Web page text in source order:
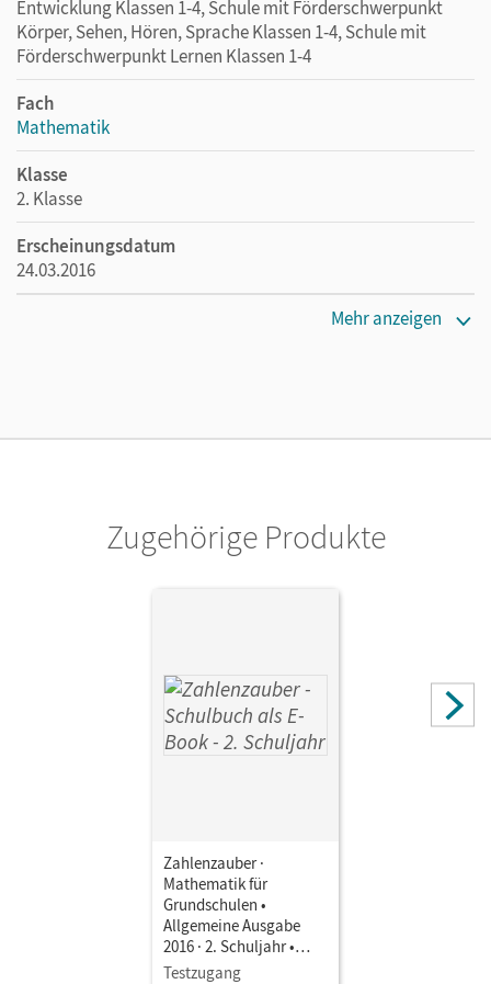
Entwicklung Klassen 1-4, Schule mit Förderschwerpunkt
Körper, Sehen, Hören, Sprache Klassen 1-4, Schule mit
Förderschwerpunkt Lernen Klassen 1-4
Fach
Mathematik
Klasse
2. Klasse
Erscheinungsdatum
24.03.2016
Beatrix; Bezold, Angela; Hölz, Carina; Plankl, Elisabeth;
Schweden, Karl-Wilhelm
Mehr anzeigen
Zugehörige Produkte
Zahlenzauber ·
Mathematik für
Grundschulen •
Allgemeine Ausgabe
2016 · 2. Schuljahr •
Schulbuch als E-Book
Testzugang